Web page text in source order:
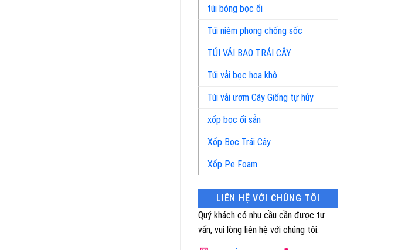
túi bóng bọc ổi
Túi niêm phong chống sốc
TÚI VẢI BAO TRÁI CÂY
Túi vải bọc hoa khô
Túi vải ươm Cây Giống tự hủy
xốp bọc ổi sẵn
Xốp Bọc Trái Cây
Xốp Pe Foam
LIÊN HỆ VỚI CHÚNG TÔI
Quý khách có nhu cầu cần được tư
vấn, vui lòng liên hệ với chúng tôi.